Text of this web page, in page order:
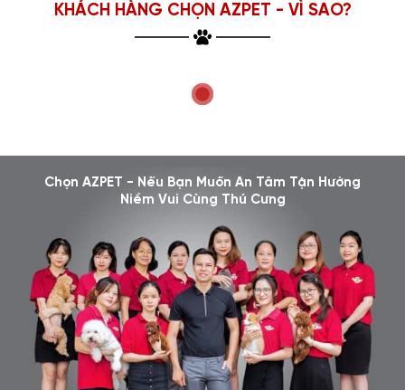
KHÁCH HÀNG CHỌN AZPET - VÌ SAO?
Chọn AZPET - Nếu Bạn Muốn An Tâm Tận Hưởng
Niềm Vui Cùng Thú Cưng